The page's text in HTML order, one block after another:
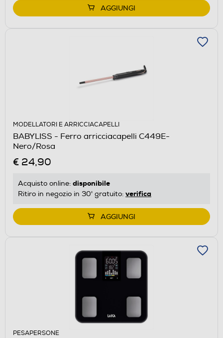
AGGIUNGI
MODELLATORI E ARRICCIACAPELLI
BABYLISS - Ferro arricciacapelli C449E-
Nero/Rosa
€ 24,90
Acquisto online: disponibile
Ritiro in negozio in 30' gratuito: verifica
AGGIUNGI
PESAPERSONE